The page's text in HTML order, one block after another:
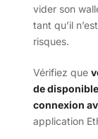
vider son
tant qu’il
risques.
Vérifiez que
de
connexion
application